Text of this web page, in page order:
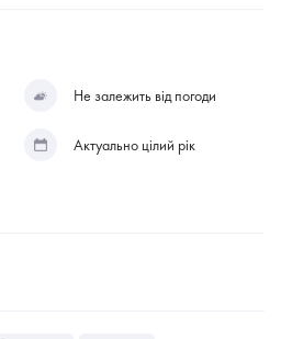
Не залежить від погоди
Актуально цілий рік